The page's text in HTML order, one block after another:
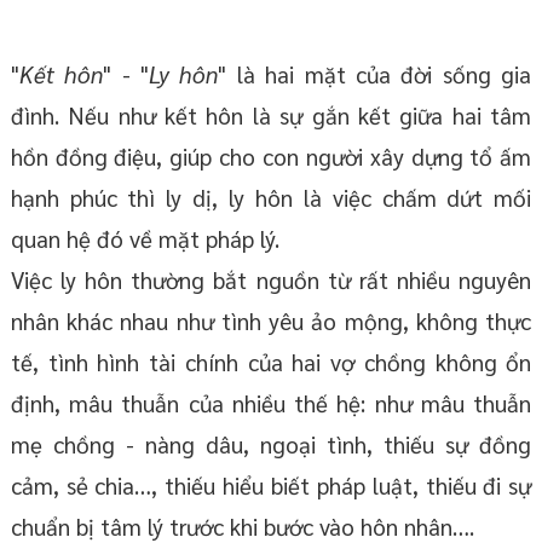
"Kết hôn" - "Ly hôn" là hai mặt của đời sống gia
đình. Nếu như kết hôn là sự gắn kết giữa hai tâm
hồn đồng điệu, giúp cho con người xây dựng tổ ấm
hạnh phúc thì ly dị, ly hôn là việc chấm dứt mối
quan hệ đó về mặt pháp lý.
Việc ly hôn thường bắt nguồn từ rất nhiều nguyên
nhân khác nhau như tình yêu ảo mộng, không thực
tế, tình hình tài chính của hai vợ chồng không ổn
định, mâu thuẫn của nhiều thế hệ: như mâu thuẫn
mẹ chồng - nàng dâu, ngoại tình, thiếu sự đồng
cảm, sẻ chia…, thiếu hiểu biết pháp luật, thiếu đi sự
chuẩn bị tâm lý trước khi bước vào hôn nhân….